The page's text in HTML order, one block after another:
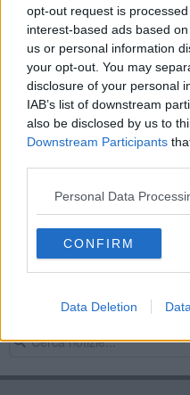
opt-out request is
interest-based ads based
us or personal information
your opt-out. You may
disclosure of your personal
IAB’s list of downstream
also be disclosed by us to
Downstream Participants
Personal Data
CONFIRM
Data Deletion
Temporali e
Dall'istituzione
Comuni toscani
Giovani medici,
Doppia allerta
Temporali e
Bando dei